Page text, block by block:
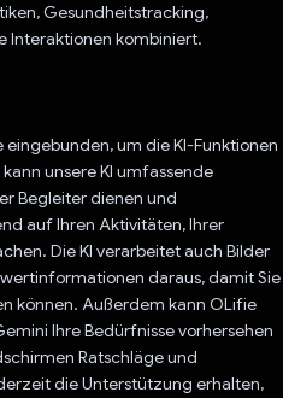
Gesundheitstracking,
Interaktionen kombiniert.
um die KI-Funktionen
unsere KI umfassende
Begleiter dienen und
auf Ihren Aktivitäten, Ihrer
Die KI verarbeitet auch Bilder
daraus, damit Sie
können. Außerdem kann OLifie
Ihre Bedürfnisse vorhersehen
Ratschläge und
die Unterstützung erhalten,